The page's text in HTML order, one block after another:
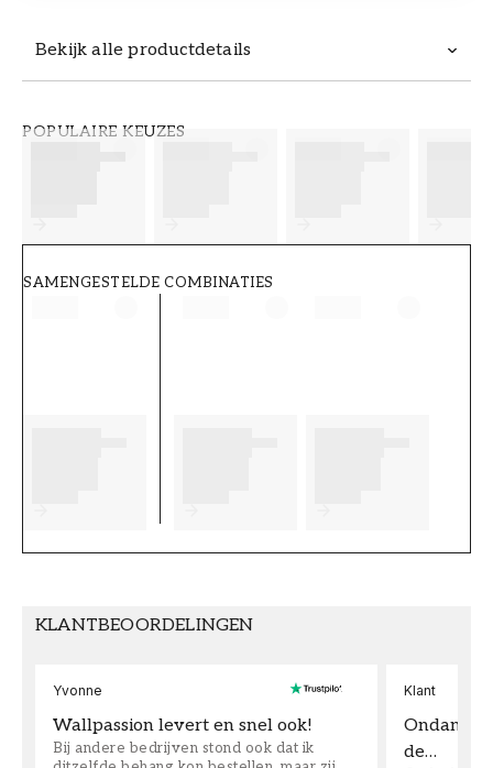
Bekijk alle productdetails
POPULAIRE KEUZES
SAMENGESTELDE COMBINATIES
KLANTBEOORDELINGEN
Yvonne
Wallpassion levert en snel ook!
Bij andere bedrijven stond ook dat ik
Klant
Ondanks
de…